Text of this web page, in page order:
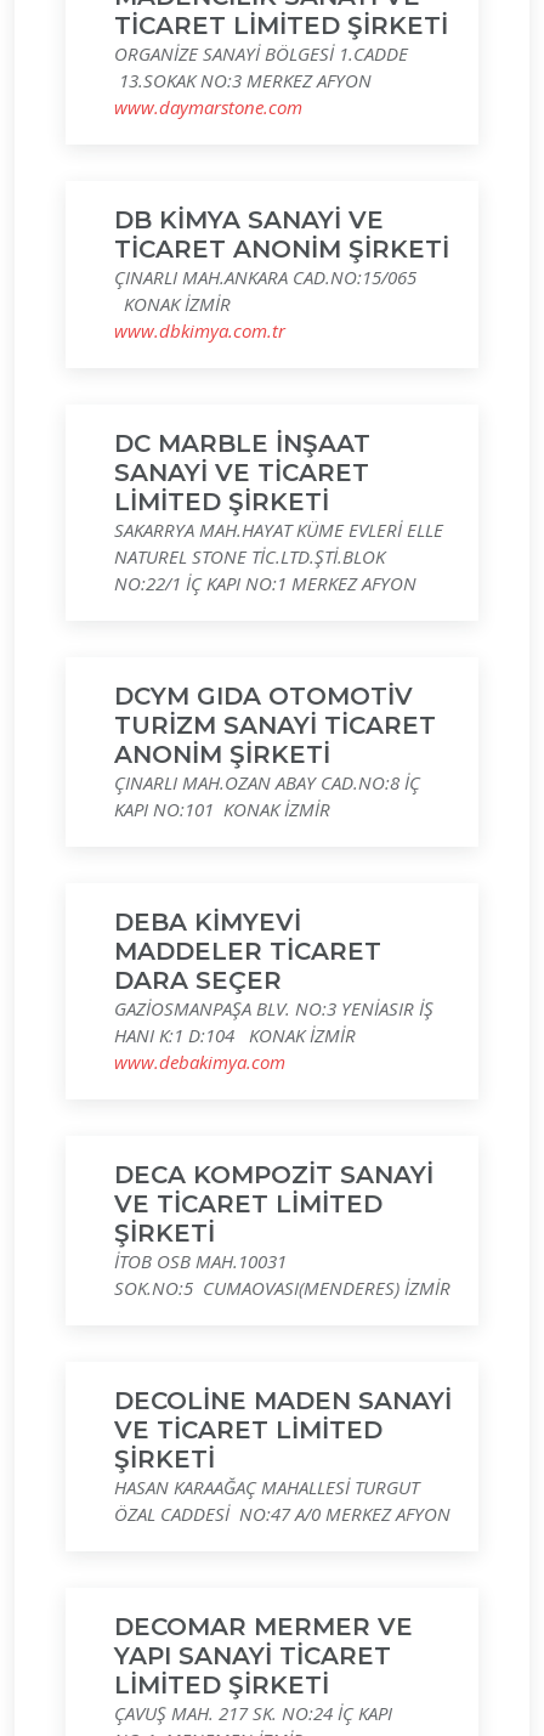
TİCARET LİMİTED ŞİRKETİ
ORGANİZE SANAYİ BÖLGESİ 1.CADDE
13.SOKAK NO:3 MERKEZ AFYON
www.daymarstone.com
DB KİMYA SANAYİ VE
TİCARET ANONİM ŞİRKETİ
ÇINARLI MAH.ANKARA CAD.NO:15/065
KONAK İZMİR
www.dbkimya.com.tr
DC MARBLE İNŞAAT
SANAYİ VE TİCARET
LİMİTED ŞİRKETİ
SAKARRYA MAH.HAYAT KÜME EVLERİ ELLE
NATUREL STONE TİC.LTD.ŞTİ.BLOK
NO:22/1 İÇ KAPI NO:1 MERKEZ AFYON
DCYM GIDA OTOMOTİV
TURİZM SANAYİ TİCARET
ANONİM ŞİRKETİ
ÇINARLI MAH.OZAN ABAY CAD.NO:8 İÇ
KAPI NO:101 KONAK İZMİR
DEBA KİMYEVİ
MADDELER TİCARET
DARA SEÇER
GAZİOSMANPAŞA BLV. NO:3 YENİASIR İŞ
HANI K:1 D:104 KONAK İZMİR
www.debakimya.com
DECA KOMPOZİT SANAYİ
VE TİCARET LİMİTED
ŞİRKETİ
İTOB OSB MAH.10031
SOK.NO:5 CUMAOVASI(MENDERES) İZMİR
DECOLİNE MADEN SANAYİ
VE TİCARET LİMİTED
ŞİRKETİ
HASAN KARAAĞAÇ MAHALLESİ TURGUT
ÖZAL CADDESİ NO:47 A/0 MERKEZ AFYON
DECOMAR MERMER VE
YAPI SANAYİ TİCARET
LİMİTED ŞİRKETİ
ÇAVUŞ MAH. 217 SK. NO:24 İÇ KAPI